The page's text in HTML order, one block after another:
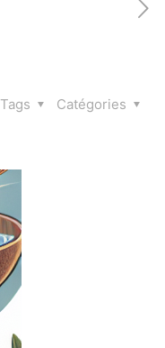
Catégories
Tags